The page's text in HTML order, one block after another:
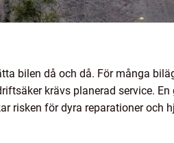
bilen då och då. För många
krävs planerad service.
risken för dyra reparationer och